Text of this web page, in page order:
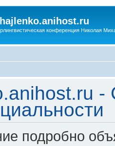
конференция Николая
-
подробно